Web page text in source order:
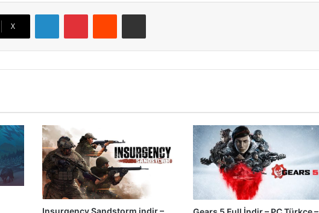
X
LinkedInPinterestReddit E-Posta ile paylaş